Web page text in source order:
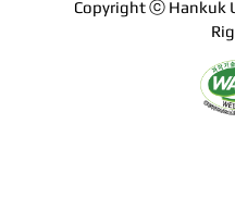
Copyright ⓒ Hankuk